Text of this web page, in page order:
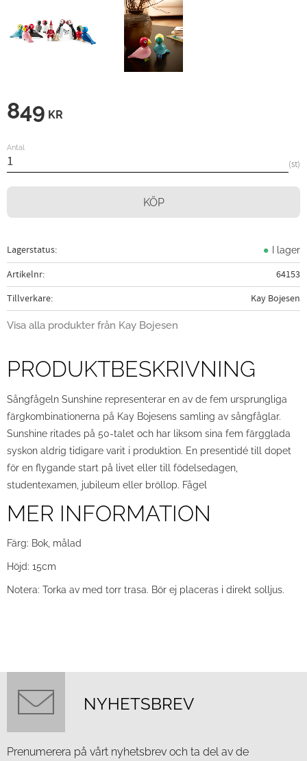
849 KR
Antal
st
KÖP
Lagerstatus I lager
Artikelnr
64153
Tillverkare
Kay Bojesen
Visa alla produkter från Kay Bojesen
PRODUKTBESKRIVNING
Sångfågeln Sunshine representerar en av de fem ursprungliga
färgkombinationerna på Kay Bojesens samling av sångfåglar.
Sunshine ritades på 50-talet och har liksom sina fem färgglada
syskon aldrig tidigare varit i produktion. En presentidé till dopet
för en flygande start på livet eller till födelsedagen,
studentexamen, jubileum eller bröllop. Fågel
MER INFORMATION
Färg: Bok, målad
Höjd: 15cm
Notera: Torka av med torr trasa. Bör ej placeras i direkt solljus.
NYHETSBREV
Prenumerera på vårt nyhetsbrev och ta del av de